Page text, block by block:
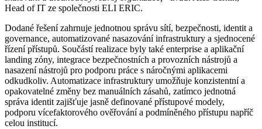
Head of IT ze společnosti ELI ERIC.
Dodané řešení zahrnuje jednotnou správu sítí, bezpečnosti, identit a
governance, automatizované nasazování infrastruktury a sjednocené
řízení přístupů. Součástí realizace byly také enterprise a aplikační
landing zóny, integrace bezpečnostních a provozních nástrojů a
nasazení nástrojů pro podporu práce s náročnými aplikacemi
odkudkoliv. Automatizace infrastruktury umožňuje konzistentní a
opakovatelné změny bez manuálních zásahů, zatímco jednotná
správa identit zajišťuje jasně definované přístupové modely,
podporu vícefaktorového ověřování a podmíněného přístupu napříč
celou institucí.